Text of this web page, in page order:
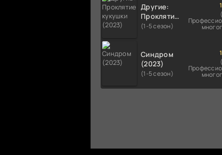
Другие:
Проклятие
кукушки
(1-5 сезон)
Синдром
(2023)
(1-5 сезон)